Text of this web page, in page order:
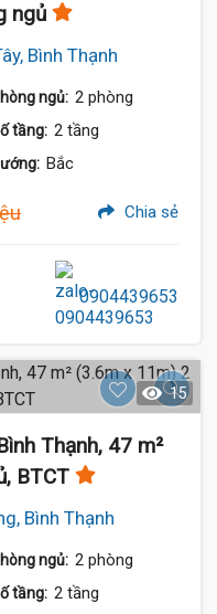
ngủ
Bình Thạnh
ngủ: 2 phòng
tầng: 2 tầng
Bắc
Chia sẻ
0904439653
15
Thạnh, 47 m²
BTCT
Bình Thạnh
ngủ: 2 phòng
tầng: 2 tầng